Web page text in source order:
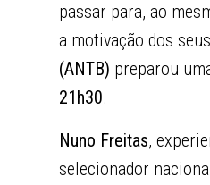
passar para, ao
a motivação dos
(ANTB) preparou
21h30.
Nuno Freitas,
selecionador